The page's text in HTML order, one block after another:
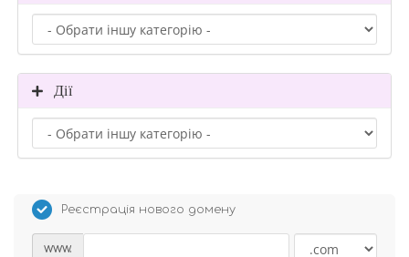
Дії
Реєстрація нового домену
www.